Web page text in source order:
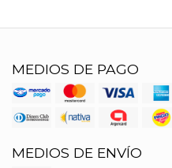
MEDIOS DE PAGO
MEDIOS DE ENVÍO